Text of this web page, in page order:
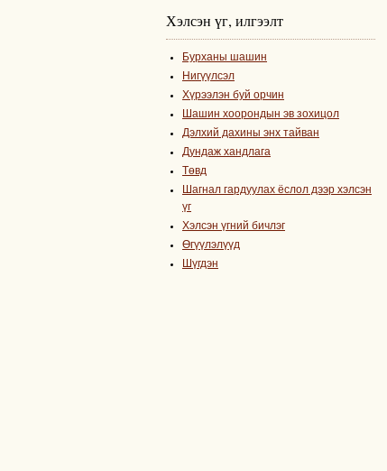
Хэлсэн үг, илгээлт
Бурханы шашин
Нигүүлсэл
Хүрээлэн буй орчин
Шашин хоорондын эв зохицол
Дэлхий дахины энх тайван
Дундаж хандлага
Төвд
Шагнал гардуулах ёслол дээр хэлсэн
үг
Хэлсэн үгний бичлэг
Өгүүлэлүүд
Шүгдэн